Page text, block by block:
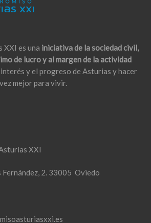
XXI es una iniciativa de la sociedad civil,
de lucro y al margen de la actividad
y el progreso de Asturias y hacer
mejor para vivir.
XXI
2. 33005 Oviedo